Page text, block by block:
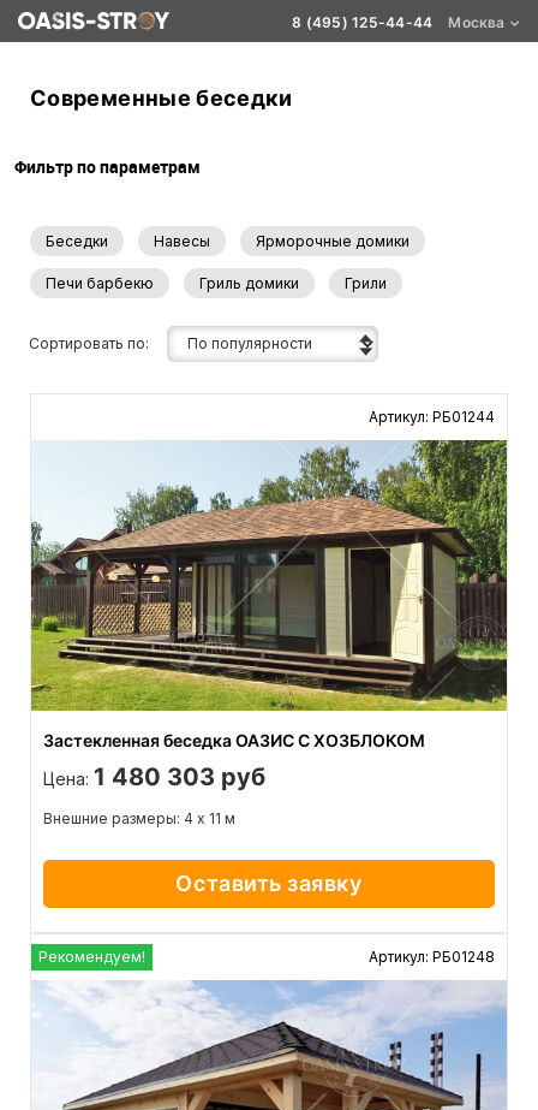
8 (495) 125-44-44 Москва
Современные беседки
Фильтр по параметрам
Беседки Навесы Ярморочные домики
Печи барбекю Гриль домики Грили
Сортировать по:
Артикул: РБ01244
Застекленная беседка ОАЗИС С ХОЗБЛОКОМ
Цена: 1 480 303 руб
Внешние размеры: 4 х 11 м
Оставить заявку
Рекомендуем! Артикул: РБ01248